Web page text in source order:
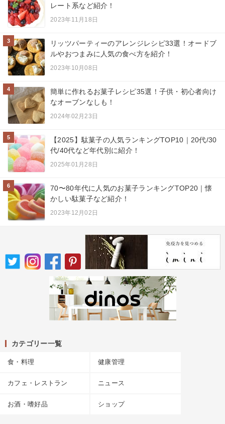
レート系など紹介！
2023年11月18日
3
リッツパーティーのアレンジレシピ33選！オードブ
ルやおつまみに人気の食べ方を紹介！
2023年10月08日
4
簡単に作れるお菓子レシピ35選！子供・初心者向け
なオーブンなしも！
2024年02月23日
5
【2025】駄菓子の人気ランキングTOP10｜20代/30
代/40代など年代別に紹介！
2025年01月28日
6
70〜80年代に人気のお菓子ランキングTOP20｜懐
かしい駄菓子など紹介！
2023年12月02日
カテゴリー一覧
食・料理 健康管理
カフェ・レストラン ニュース
お酒・嗜好品 ショップ